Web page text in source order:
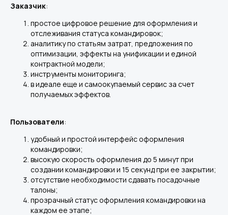
Заказчик:
простое цифровое решение для оформления и
отслеживания статуса командировок;
аналитику по статьям затрат, предложения по
оптимизации, эффекты на унификации и единой
контрактной модели;
инструменты мониторинга;
в идеале еще и самоокупаемый сервис за счет
получаемых эффектов.
Пользователи:
удобный и простой интерфейс оформления
командировки;
высокую скорость оформления до 5 минут при
создании командировки и 15 секунд при ее закрытии;
отсутствие необходимости сдавать посадочные
талоны;
прозрачный статус оформления командировки на
каждом ее этапе;